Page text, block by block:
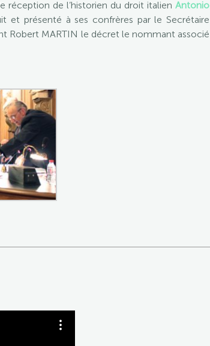
réception de l’historien du droit italien Antonio
et présenté à ses confrères par le Secrétaire
Robert MARTIN le décret le nommant associé